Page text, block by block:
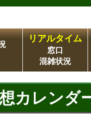
リアルタイム
窓口
混雑状況
カレンダ